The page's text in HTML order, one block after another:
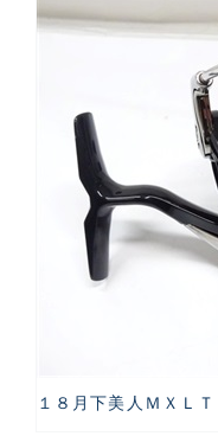
１８月下美人ＭＸＬ